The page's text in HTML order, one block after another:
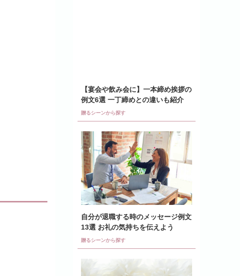
【宴会や飲み会に】一本締め挨拶の
例文6選 一丁締めとの違いも紹介
贈るシーンから探す
自分が退職する時のメッセージ例文
13選 お礼の気持ちを伝えよう
贈るシーンから探す